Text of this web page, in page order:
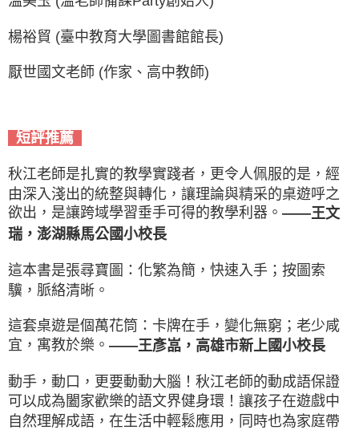
楊裕貿 (臺中教育大學圖書館館長)
厭世國文老師 (作家、高中教師)
短評推薦
秋江老師是扎實的教學實踐者，更令人佩服的是，經
由深入淺出的統整與轉化，讓理論與精采的桌遊呼之
欲出，是讓跨域學習垂手可得的教學利器。 ——王文
瑞，澎湖縣馬公國小校長
這本書是張尋寶圖：化繁為簡，快速入手；按圖索
驥，脈絡清晰。
這套桌遊是個萬花筒：卡牌在手，變化無窮；老少咸
宜，寓教於樂。 ——王彥嵓，高雄市新上國小校長
動手，動口，更要動動大腦！秋江老師的動成語保證
可以成為闔家歡樂的語文界健身環！讓孩子在遊戲中
自然理解成語，在生活中輕鬆應用，同時也為家庭帶